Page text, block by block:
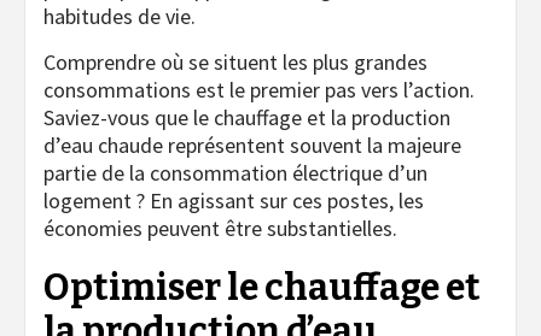
habitudes de vie.
Comprendre où se situent les plus grandes
consommations est le premier pas vers l’action.
Saviez-vous que le chauffage et la production
d’eau chaude représentent souvent la majeure
partie de la consommation électrique d’un
logement ? En agissant sur ces postes, les
économies peuvent être substantielles.
Optimiser le chauffage et